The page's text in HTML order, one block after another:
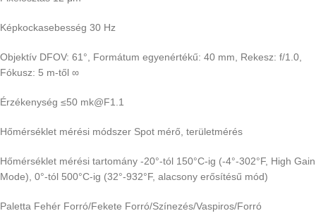
Képkockasebesség 30 Hz
Objektív DFOV: 61°, Formátum egyenértékű: 40 mm, Rekesz: f/1.0,
Fókusz: 5 m-től ∞
Érzékenység ≤50 mk@F1.1
Hőmérséklet mérési módszer Spot mérő, területmérés
Hőmérséklet mérési tartomány -20°-tól 150°C-ig (-4°-302°F, High Gain
Mode), 0°-tól 500°C-ig (32°-932°F, alacsony erősítésű mód)
Paletta Fehér Forró/Fekete Forró/Színezés/Vaspiros/Forró